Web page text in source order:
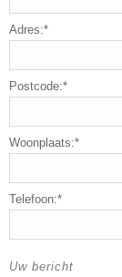
Adres:*
Postcode:*
Woonplaats:*
Telefoon:*
Uw bericht